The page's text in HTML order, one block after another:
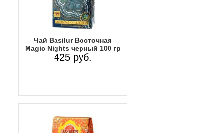
Чай Basilur Восточная
Magic Nights черный 100 гр
425 руб.